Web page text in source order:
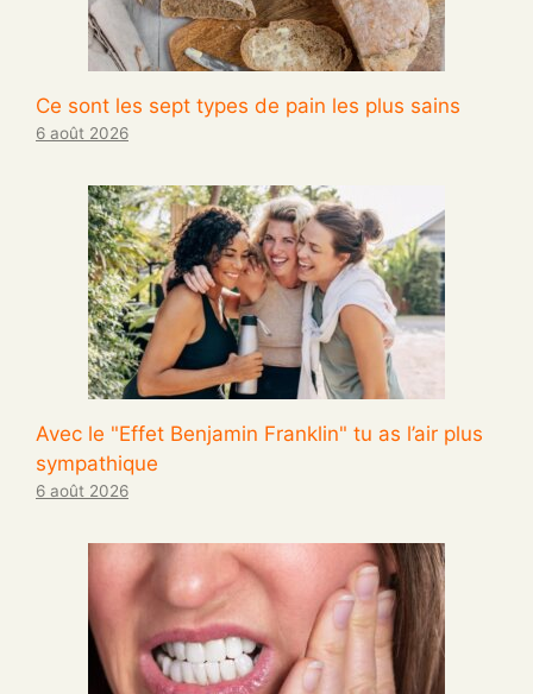
Ce sont les sept types de pain les plus sains
6 août 2026
Avec le "Effet Benjamin Franklin" tu as l’air plus
sympathique
6 août 2026